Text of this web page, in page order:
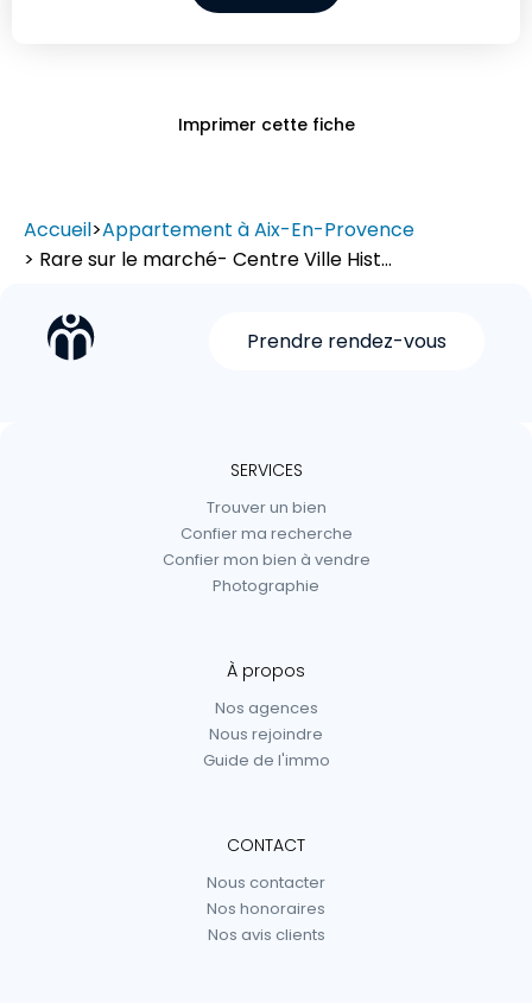
Imprimer cette fiche
Accueil>Appartement à Aix-En-Provence
> Rare sur le marché- Centre Ville Hist...
Prendre rendez-vous
SERVICES
Trouver un bien
Confier ma recherche
Confier mon bien à vendre
Photographie
À propos
Nos agences
Nous rejoindre
Guide de l'immo
CONTACT
Nous contacter
Nos honoraires
Nos avis clients